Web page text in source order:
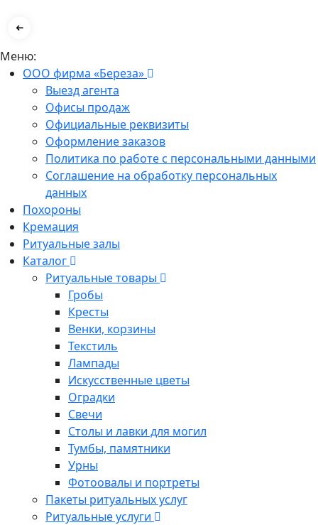
Меню:
ООО фирма «Береза»
Выезд агента
Офисы продаж
Официальные реквизиты
Оформление заказов
Политика по работе с персональными данными
Соглашение на обработку персональных
данных
Похороны
Кремация
Ритуальные залы
Каталог
Ритуальные товары
Гробы
Кресты
Венки, корзины
Текстиль
Лампады
Искусственные цветы
Оградки
Свечи
Столы и лавки для могил
Тумбы, памятники
Урны
Фотоовалы и портреты
Пакеты ритуальных услуг
Ритуальные услуги